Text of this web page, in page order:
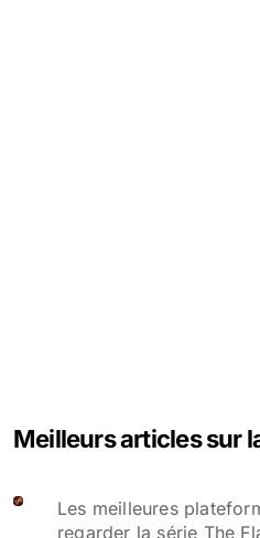
Meilleurs articles sur
Les meilleures
regarder la série The